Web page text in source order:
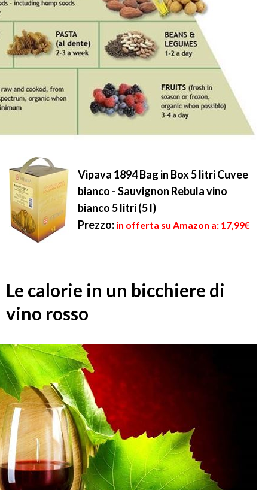
Vipava 1894 Bag in Box 5 litri Cuvee
bianco - Sauvignon Rebula vino
bianco 5 litri (5 l)
Prezzo: in offerta su Amazon a: 17,99€
Le calorie in un bicchiere di
vino rosso